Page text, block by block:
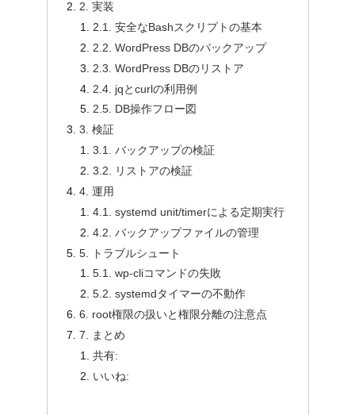
2. 実装
2.1. 安全なBashスクリプトの基本
2.2. WordPress DBのバックアップ
2.3. WordPress DBのリストア
2.4. jqとcurlの利用例
2.5. DB操作フロー図
3. 検証
3.1. バックアップの検証
3.2. リストアの検証
4. 運用
4.1. systemd unit/timerによる定期実行
4.2. バックアップファイルの管理
5. トラブルシュート
5.1. wp-cliコマンドの失敗
5.2. systemdタイマーの不動作
6. root権限の扱いと権限分離の注意点
7. まとめ
共有:
いいね: